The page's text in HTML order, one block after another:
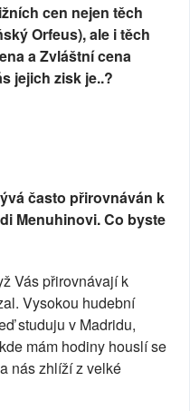
cen nejen těch
Orfeus), ale i těch
a Zvláštní cena
jejich zisk je..?
často přirovnáván k
Menuhinovi. Co byste
Vás přirovnávají k
Vysokou hudební
studuju v Madridu,
mám hodiny houslí se
nás zhlíží z velké